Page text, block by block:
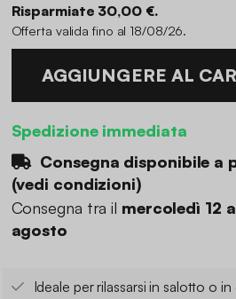
Risparmiate 30,00 €.
Offerta valida fino al 18/08/26.
AGGIUNGERE AL
Spedizione immediata
Consegna disponibile a
(vedi condizioni)
Consegna tra il mercoledì 12
agosto
Ideale per rilassarsi in salotto o